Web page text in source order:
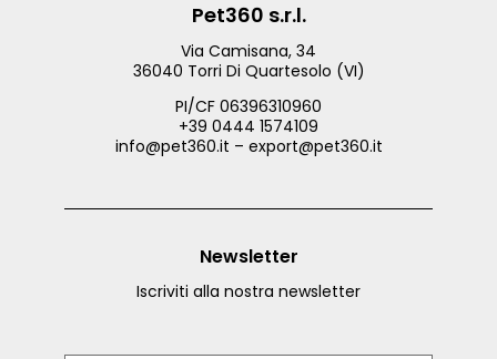
Pet360 s.r.l.
Via Camisana, 34
36040 Torri Di Quartesolo (VI)
PI/CF 06396310960
+39 0444 1574109
info@pet360.it – export@pet360.it
Newsletter
Iscriviti alla nostra newsletter